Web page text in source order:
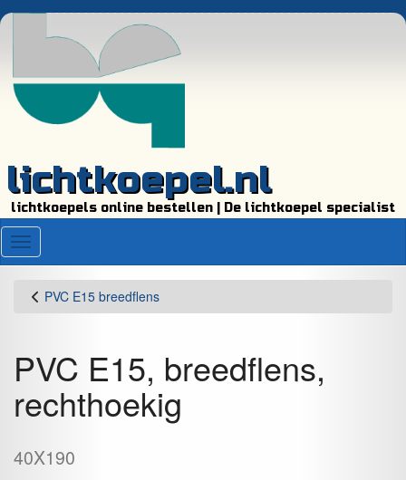
lichtkoepel.nl
lichtkoepels online bestellen | De lichtkoepel specialist
Menu
PVC E15 breedflens
PVC E15, breedflens,
rechthoekig
40X190